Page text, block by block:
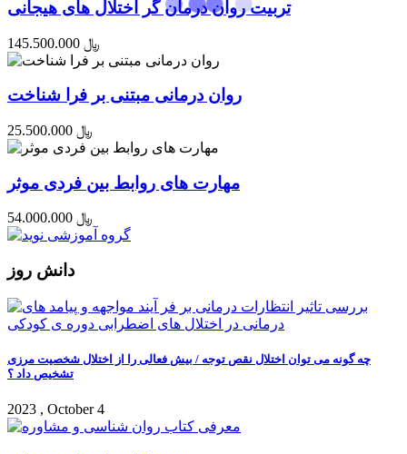
تربیت روان درمان گر اختلال های هیجانی
145.500.000 ﷼
روان درمانی مبتنی بر فرا شناخت
25.500.000 ﷼
مهارت های روابط بین فردی موثر
54.000.000 ﷼
دانش روز
چه گونه می توان اختلال نقص توجه / بیش فعالی را از اختلال شخصیت مرزی
تشخیص داد ؟
2023 , October 4